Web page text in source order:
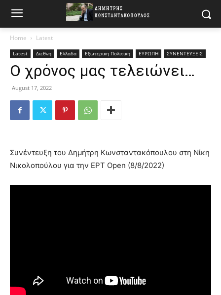
Home Latest
Latest Διεθνη Ελλαδα Εξωτερικη Πολιτικη ΕΥΡΩΠΗ ΣΥΝΕΝΤΕΥΞΕΙΣ
Ο χρόνος μας τελειώνει…
August 17, 2022
Συνέντευξη του Δημήτρη Κωνσταντακόπουλου στη Nίκη
Νικολοπούλου για την EΡΤ Open (8/8/2022)